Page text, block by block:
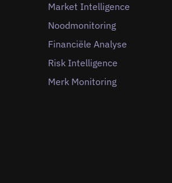
Market Intelligence
Noodmonitoring
Financiële Analyse
Risk Intelligence
Merk Monitoring